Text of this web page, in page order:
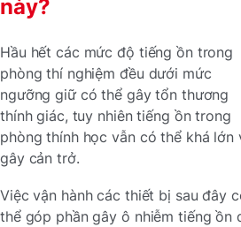
này?
Hầu hết các mức độ tiếng ồn trong
phòng thí nghiệm đều dưới mức
ngưỡng giữ có thể gây tổn thương
thính giác, tuy nhiên tiếng ồn trong
phòng thính học vẫn có thể khá lớn
gây cản trở.
Việc vận hành các thiết bị sau đây
thể góp phần gây ô nhiễm tiếng ồn